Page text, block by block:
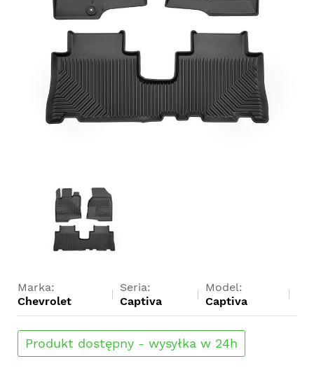
Marka:
Chevrolet
Seria:
Captiva
Model:
Captiva
Produkt dostępny - wysyłka w 24h